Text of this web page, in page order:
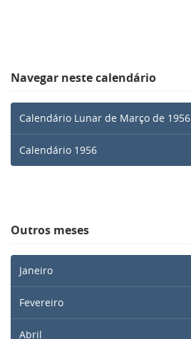
Navegar neste calendário
Calendário Lunar de Março de 1956
Calendário 1956
Outros meses
Janeiro
Fevereiro
Abril